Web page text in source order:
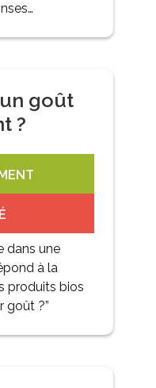
goût
?
dans une
à la
produits bios
goût ?”